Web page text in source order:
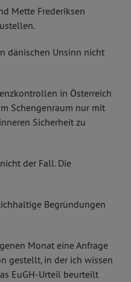
Mette Frederiksen
dänischen Unsinn nicht
in Österreich
Schengenraum nur mit
Sicherheit zu
der Fall. Die
Begründungen
Monat eine Anfrage
gestellt, in der ich wissen
EuGH-Urteil beurteilt